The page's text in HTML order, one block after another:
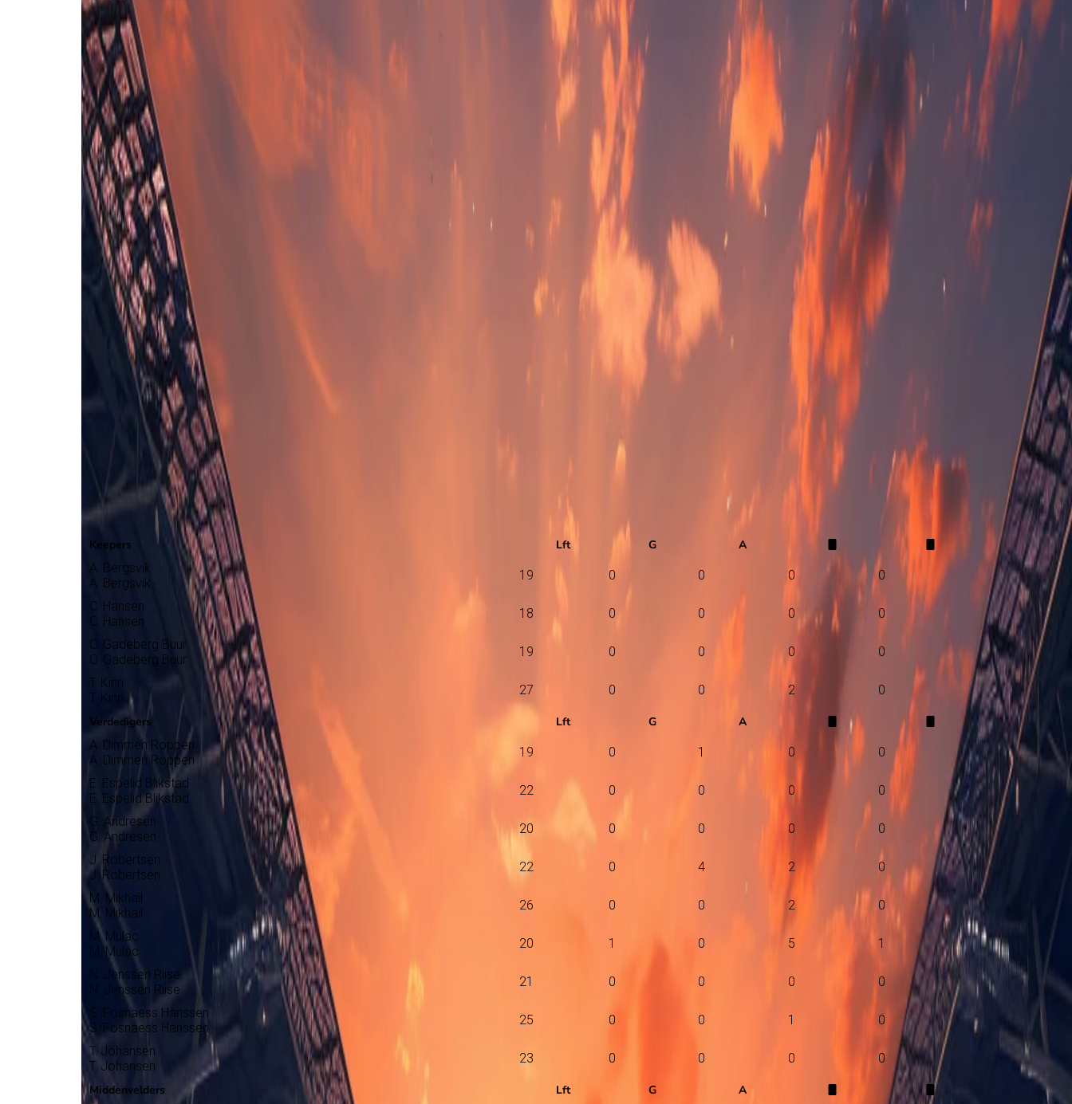
Opstelling nog niet bekend
C. Eggen Rismark
Hoedd
Selectie
Keepers Lft G
A
A. Bergsvik
A. Bergsvik
19 0 0 0 0
C. Hansen
C. Hansen
18 0 0 0 0
O. Gadeberg Buur
O. Gadeberg Buur
19 0 0 0 0
T. Kinn
T. Kinn
27 0 0 2 0
Verdedigers Lft G
A
A. Dimmen Roppen
A. Dimmen Roppen
19 0 1 0 0
E. Espelid Blikstad
E. Espelid Blikstad
22 0 0 0 0
G. Andresen
G. Andresen
20 0 0 0 0
J. Robertsen
J. Robertsen
22 0 4 2 0
M. Mikhail
M. Mikhail
26 0 0 2 0
M. Mulac
M. Mulac
20 1 0 5 1
N. Jenssen Riise
N. Jenssen Riise
21 0 0 0 0
S. Fosnaess Hanssen
S. Fosnaess Hanssen
25 0 0 1 0
T. Johansen
T. Johansen
23 0 0 0 0
Middenvelders Lft G
A